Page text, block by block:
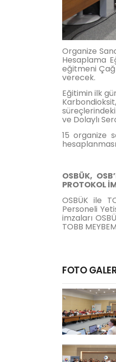
Organize
Hesaplama
eğitmeni
verecek.
Eğitimin ilk
ve Dolaylı
15 organize
OSBÜK,
PROTOKOL
OSBÜK ile
Personeli
imzaları
TOBB
FOTO